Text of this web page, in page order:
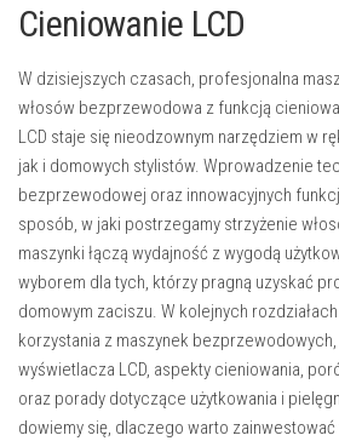
Cieniowanie LCD
W dzisiejszych czasach, profesjonalna
włosów bezprzewodowa z funkcją
LCD staje się nieodzownym narzędziem w
jak i domowych stylistów. Wprowadzenie
bezprzewodowej oraz innowacyjnych
sposób, w jaki postrzegamy strzyżenie
maszynki łączą wydajność z wygodą
wyborem dla tych, którzy pragną uzyskać
domowym zaciszu. W kolejnych
korzystania z maszynek
wyświetlacza LCD, aspekty cieniowania,
oraz porady dotyczące użytkowania i
dowiemy się, dlaczego warto